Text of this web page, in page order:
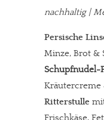
nachhaltig |
Persische
Minze, Brot &
Schupfnudel-
Kräutercreme
Ritterstulle
Frischkäse,